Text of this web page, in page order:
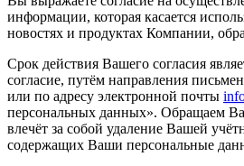
информации, которая касается
новостях и продуктах Компании,
Срок действия Вашего согласия
согласие, путём направления
или по адресу электронной почты
персональных данных». Обращаем
влечёт за собой удаление Вашей
содержащих Ваши персональные